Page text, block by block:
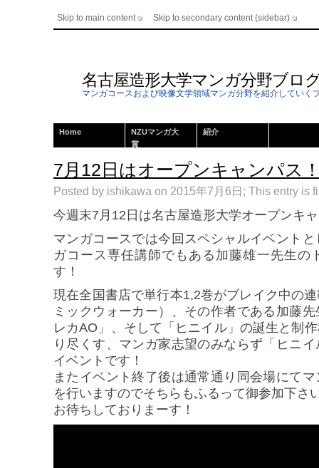
Skip to main content Skip to secondary content (sidebar)
名古屋造形大学マンガ分野ブロ
マンガコースおよび映像文学領域マンガ分野を紹介していく
Home
NZUマンガ大
賞
紹介
7月12日はオープンキャンパス
Posted by ishikawa on 2015年7月6日; This entry is
今週末7月12日は名古屋造形大学オープンキ
マンガコースでは今回スペシャルイベント
ガコース専任講師でもある加藤雄一先生の
す！
現在全国書店で単行本1,2巻がブレイク中の
ミックウォーカー）、その作者である加藤
レカAO」、そして「ヒニイル」の誕生と制
り尽くす、マンガ家志望のみならず「ヒニ
イベントです！
またイベント終了後は通常通り同会場にて
を行いますのでそちらもふるって御参加下さ
お待ちしておりまーす！